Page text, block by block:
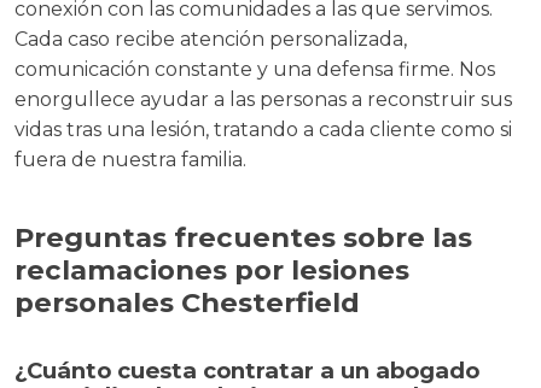
conexión con las comunidades a las que servimos.
Cada caso recibe atención personalizada,
comunicación constante y una defensa firme. Nos
enorgullece ayudar a las personas a reconstruir sus
vidas tras una lesión, tratando a cada cliente como si
fuera de nuestra familia.
Preguntas frecuentes sobre las
reclamaciones por lesiones
personales Chesterfield
¿Cuánto cuesta contratar a un abogado